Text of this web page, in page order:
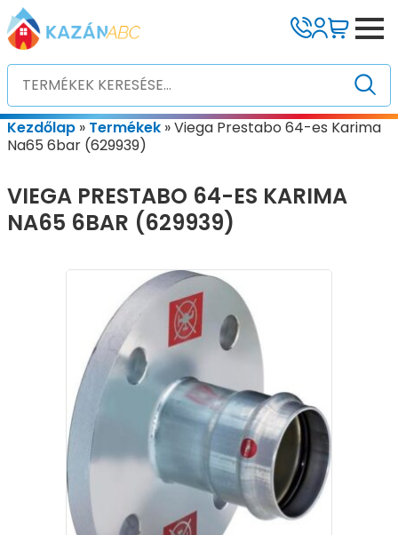
Kezdőlap » Termékek »Viega Prestabo 64-es Karima
Na65 6bar (629939)
VIEGA PRESTABO 64-ES KARIMA
NA65 6BAR (629939)